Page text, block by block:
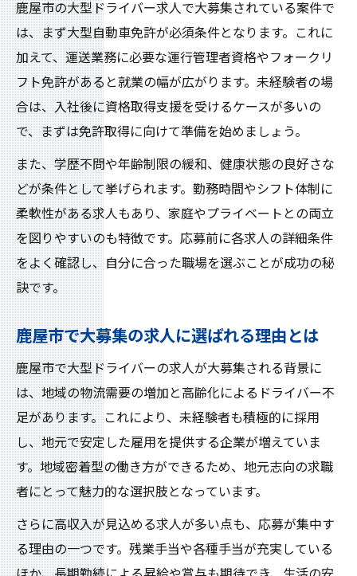
鹿屋市の大型ドライバー求人で大募集されている案件で
は、まず大型自動車免許が必須条件となります。これに
加えて、運送業務に必要な運行管理者資格やフォークリ
フト免許があると就業の幅が広がります。未経験者の場
合は、入社後に資格取得支援を受けるケースが多いの
で、まずは免許取得に向けて準備を始めましょう。
また、学歴不問や年齢制限の緩和、健康状態の良好さな
どが条件として挙げられます。勤務時間やシフト体制に
柔軟性がある求人もあり、家庭やプライベートとの両立
を図りやすいのも特徴です。応募前に各求人の詳細条件
をよく確認し、自分に合った職場を選ぶことが成功の秘
訣です。
鹿屋市で大募集の求人に選ばれる理由とは
鹿屋市で大型ドライバーの求人が大募集される背景に
は、地域の物流需要の増加と高齢化によるドライバー不
足があります。これにより、未経験者も積極的に採用
し、地元で安定した雇用を提供する企業が増えていま
す。地域密着型の働き方ができるため、地元志向の求職
者にとって魅力的な選択肢となっています。
さらに高収入が見込める求人が多い点も、応募が集中す
る理由の一つです。残業手当や各種手当が充実している